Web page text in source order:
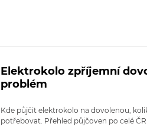
Elektrokolo zpříjemní
problém
Kde půjčit elektrokolo na dovolenou,
potřebovat. Přehled půjčoven po celé